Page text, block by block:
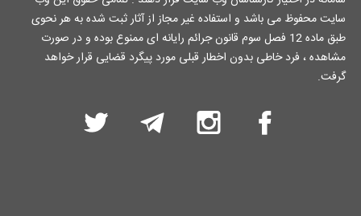
سایت محفوظ می باشد و استفاده غیر مجاز از آثار ثبت شده به هر نحوی
طبق ماده 12 فصل سوم قانون جرائم رایانه ای ممنوع بوده و در صورت
مشاهده ، فرد خاطی بدون اخطار قبلی مورد پیگرد قضایی قرار خواهد
گرفت.